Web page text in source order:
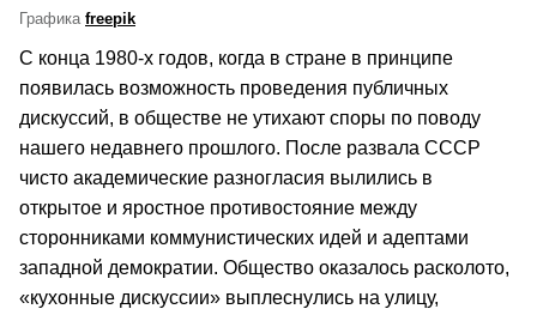
Графика freepik
С конца 1980-х годов, когда в стране в принципе
появилась возможность проведения публичных
дискуссий, в обществе не утихают споры по поводу
нашего недавнего прошлого. После развала СССР
чисто академические разногласия вылились в
открытое и яростное противостояние между
сторонниками коммунистических идей и адептами
западной демократии. Общество оказалось расколото,
«кухонные дискуссии» выплеснулись на улицу,